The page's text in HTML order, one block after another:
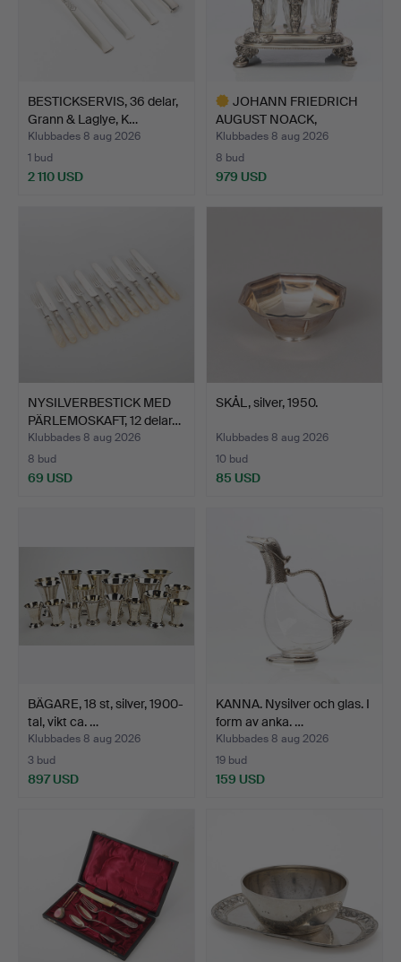
BESTICKSERVIS, 36 delar,
Grann & Laglye, K…
Klubbades 8 aug 2026
1 bud
2 110 USD
JOHANN FRIEDRICH
AUGUST NOACK,
BORDSSURTOU…
Klubbades 8 aug 2026
8 bud
979 USD
NYSILVERBESTICK MED
PÄRLEMOSKAFT, 12 delar…
Klubbades 8 aug 2026
8 bud
69 USD
SKÅL, silver, 1950.
Klubbades 8 aug 2026
10 bud
85 USD
BÄGARE, 18 st, silver, 1900-
tal, vikt ca. …
Klubbades 8 aug 2026
3 bud
897 USD
KANNA. Nysilver och glas. I
form av anka. …
Klubbades 8 aug 2026
19 bud
159 USD